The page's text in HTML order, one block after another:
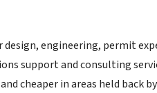
design, engineering, permit
support and consulting
cheaper in areas held back